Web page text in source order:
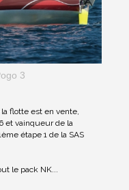
3
flotte est en vente,
et vainqueur de la
étape 1 de la SAS
le pack NK...